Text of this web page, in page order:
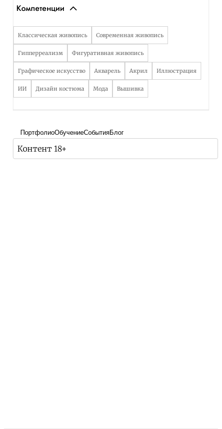
Компетенции
Классическая живопись Современная живопись
Гипперреализм Фигуративная живопись
Графическое искусство Акварель Акрил Иллюстрация
ИИ Дизайн костюма Мода Вышивка
ПортфолиоОбучениеСобытияБлог
Контент 18+